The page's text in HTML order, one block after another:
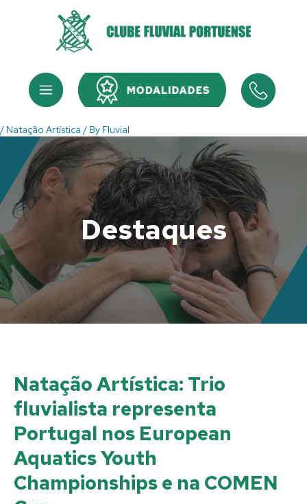
Menu Menu
/ Natação Artística / By Fluvial
Destaques
Natação Artística: Trio
fluvialista representa
Portugal nos European
Aquatics Youth
Championships e na COMEN